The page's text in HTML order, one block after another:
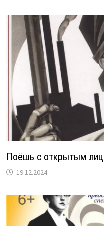
Поёшь с открытым
19.12.2024